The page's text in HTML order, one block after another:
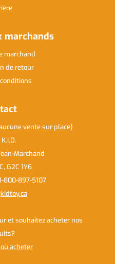
marchands
marchand
de retour
vente sur place)
Marchand
G2C 1Y6
800-897-5107
et souhaitez acheter nos
acheter